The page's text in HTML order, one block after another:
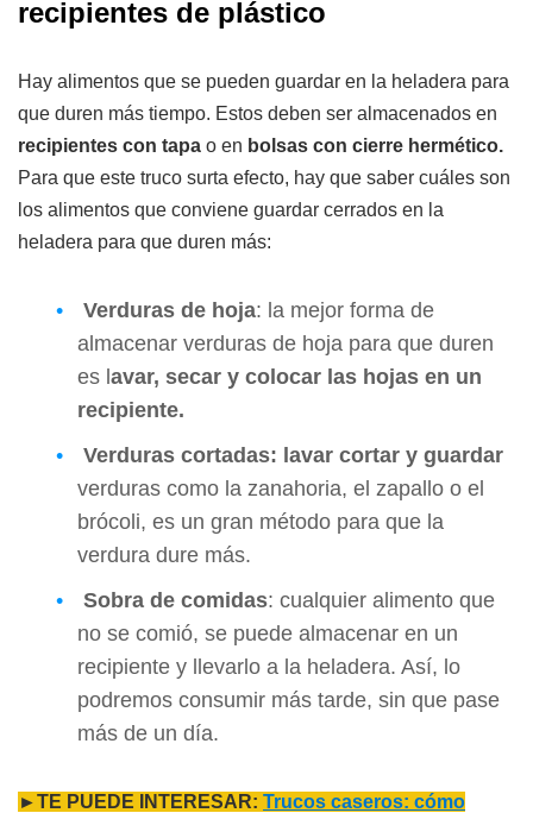
recipientes de plástico
Hay alimentos que se pueden guardar en la heladera para
que duren más tiempo. Estos deben ser almacenados en
recipientes con tapa o en bolsas con cierre hermético.
Para que este truco surta efecto, hay que saber cuáles son
los alimentos que conviene guardar cerrados en la
heladera para que duren más:
Verduras de hoja: la mejor forma de
almacenar verduras de hoja para que duren
es lavar, secar y colocar las hojas en un
recipiente.
Verduras cortadas: lavar cortar y guardar
verduras como la zanahoria, el zapallo o el
brócoli, es un gran método para que la
verdura dure más.
Sobra de comidas: cualquier alimento que
no se comió, se puede almacenar en un
recipiente y llevarlo a la heladera. Así, lo
podremos consumir más tarde, sin que pase
más de un día.
►TE PUEDE INTERESAR: Trucos caseros: cómo